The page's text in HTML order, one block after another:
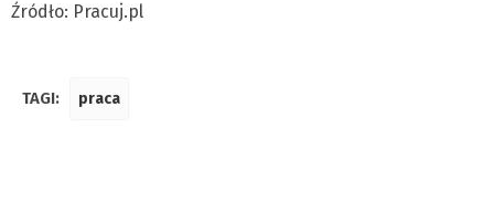
Źródło: Pracuj.pl
TAGI: praca